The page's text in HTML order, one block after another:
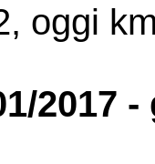
oggi
2017